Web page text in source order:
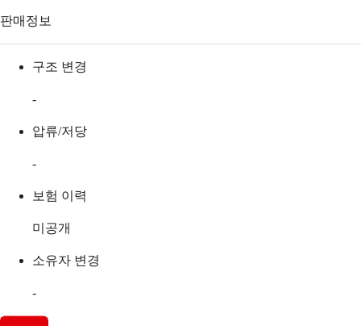
판매정보
구조 변경
-
압류/저당
-
보험 이력
미공개
소유자 변경
-